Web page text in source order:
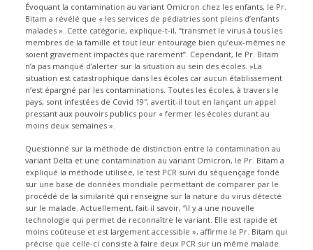
Évoquant la contamination au variant Omicron chez les enfants, le Pr.
Bitam a révélé que « les services de pédiatries sont pleins d’enfants
malades ». Cette catégorie, explique-t-il, “transmet le virus à tous les
membres de la famille et tout leur entourage bien qu’eux-mêmes ne
soient gravement impactés que rarement”. Cependant, le Pr. Bitam
n’a pas manqué d’alerter sur la situation au sein des écoles. »La
situation est catastrophique dans les écoles car aucun établissement
n’est épargné par les contaminations. Toutes les écoles, à travers le
pays, sont infestées de Covid 19″, avertit-il tout en lançant un appel
pressant aux pouvoirs publics pour « fermer les écoles durant au
moins deux semaines ».
Questionné sur la méthode de distinction entre la contamination au
variant Delta et une contamination au variant Omicron, le Pr. Bitam a
expliqué la méthode utilisée, le test PCR suivi du séquençage fondé
sur une base de données mondiale permettant de comparer par le
procédé de la similarité qui renseigne sur la nature du virus détecté
sur le malade. Actuellement, fait-il savoir, “il y a une nouvelle
technologie qui permet de reconnaître le variant. Elle est rapide et
moins coûteuse et est largement accessible », affirme le Pr. Bitam qui
précise que celle-ci consiste à faire deux PCR sur un même malade.